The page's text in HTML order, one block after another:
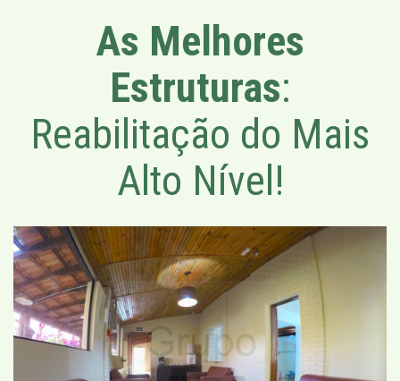
As Melhores
Estruturas:
Reabilitação do Mais
Alto Nível!